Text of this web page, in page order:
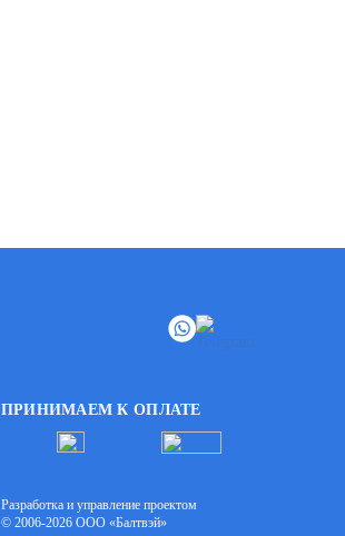
ПРИНИМАЕМ К ОПЛАТЕ
Разработка и управление проектом
© 2006-2026 ООО «Балтвэй»